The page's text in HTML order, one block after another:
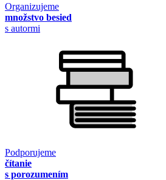
Organizujeme
množstvo besied
s autormi
Podporujeme
čítanie
s porozumením